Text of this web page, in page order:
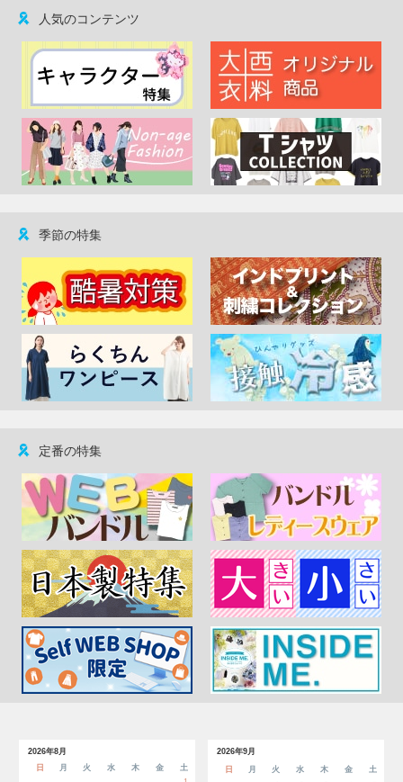
人気のコンテンツ
季節の特集
定番の特集
2026年8月
日
月 火 水 木 金
土
2026年9月
日
月 火 水 木 金
土